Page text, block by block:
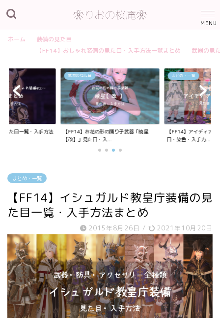
ホーム
装備の見た目
【FF14】おしゃれ装備の見た目・入手方法一覧まとめ
武器の見
見た目一覧・入手方法
武器の見た目
【FF14】お花の形の踊り子武器「暁星
【改】」見た目・入...
まとめ・一覧
【FF14】アイディア
目・染色・入手方...
まとめ・一覧
【FF14】イシュガルド教皇庁装備の見
た目一覧・入手方法まとめ
2015年8月26日 / 2021年10月20日